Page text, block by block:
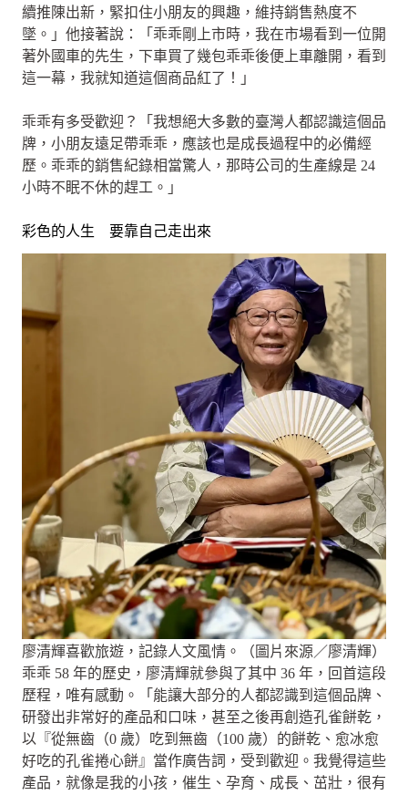
續推陳出新，緊扣住小朋友的興趣，維持銷售熱度不
墜。」他接著說：「乖乖剛上市時，我在市場看到一位開
著外國車的先生，下車買了幾包乖乖後便上車離開，看到
這一幕，我就知道這個商品紅了！」
乖乖有多受歡迎？「我想絕大多數的臺灣人都認識這個品
牌，小朋友遠足帶乖乖，應該也是成長過程中的必備經
歷。乖乖的銷售紀錄相當驚人，那時公司的生產線是 24
小時不眠不休的趕工。」
彩色的人生 要靠自己走出來
廖清輝喜歡旅遊，記錄人文風情。（圖片來源／廖清輝）
乖乖 58 年的歷史，廖清輝就參與了其中 36 年，回首這段
歷程，唯有感動。「能讓大部分的人都認識到這個品牌、
研發出非常好的產品和口味，甚至之後再創造孔雀餅乾，
以『從無齒（0 歲）吃到無齒（100 歲）的餅乾、愈冰愈
好吃的孔雀捲心餅』當作廣告詞，受到歡迎。我覺得這些
產品，就像是我的小孩，催生、孕育、成長、茁壯，很有